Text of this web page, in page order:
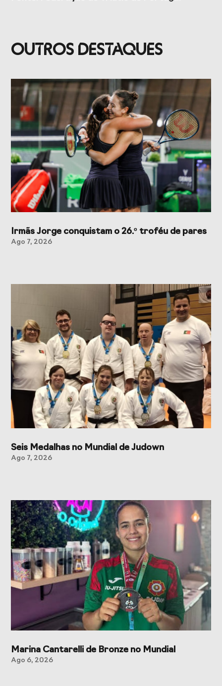
Desportivas
Congresso
Nacional do
OUTROS DESTAQUES
Irmãs Jorge conquistam o 26.º troféu de pares
Ago 7, 2026
Seis Medalhas no Mundial de Judown
Ago 7, 2026
Marina Cantarelli de Bronze no Mundial
Ago 6, 2026